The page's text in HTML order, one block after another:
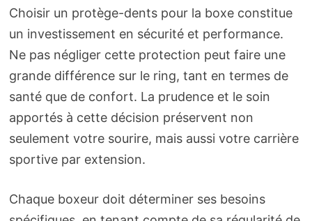
Choisir un protège-dents pour la boxe constitue
un investissement en sécurité et performance.
Ne pas négliger cette protection peut faire une
grande différence sur le ring, tant en termes de
santé que de confort. La prudence et le soin
apportés à cette décision préservent non
seulement votre sourire, mais aussi votre carrière
sportive par extension.
Chaque boxeur doit déterminer ses besoins